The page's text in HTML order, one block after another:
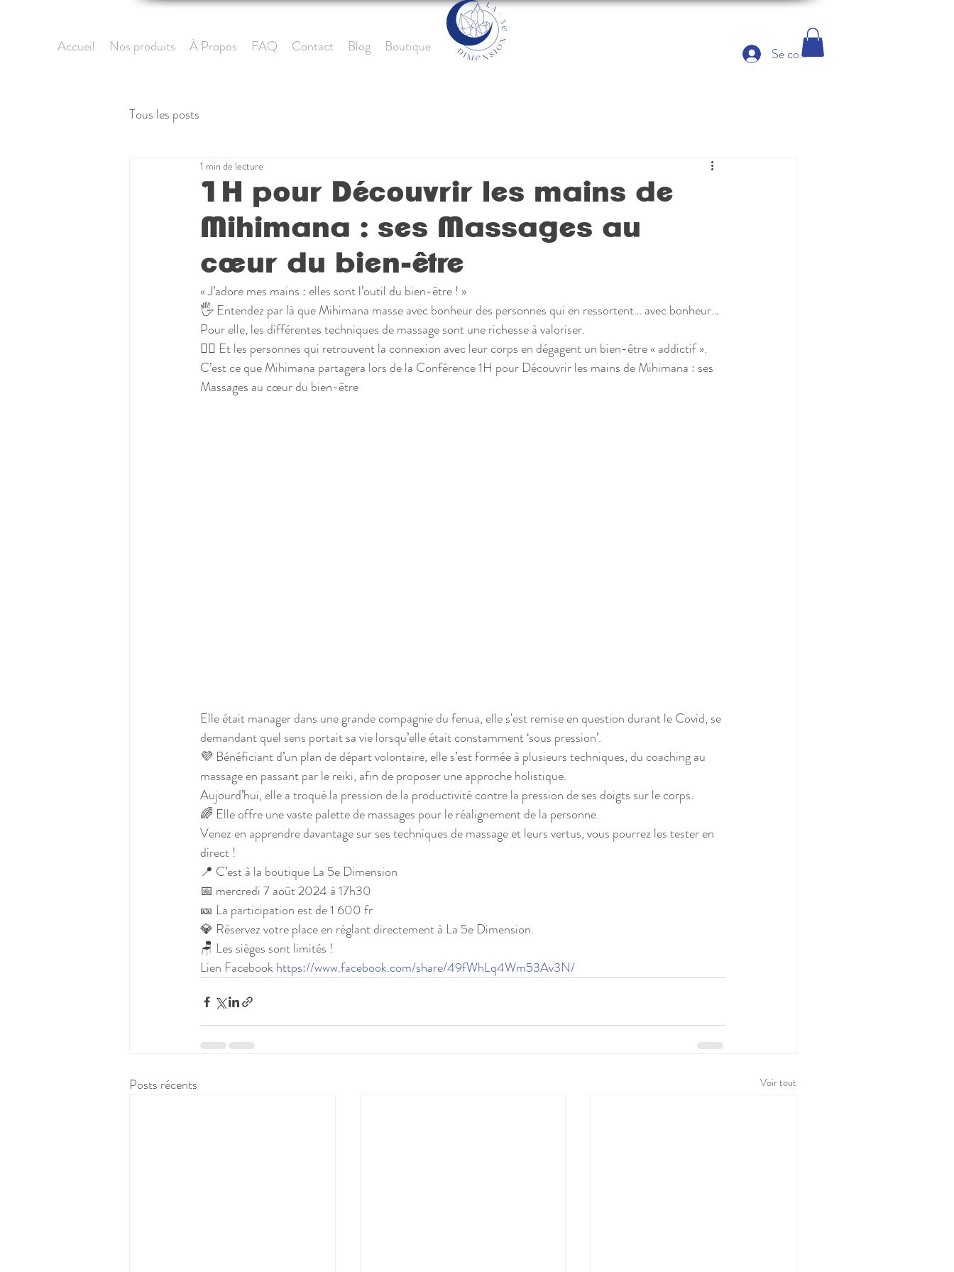
Accueil Nos produits À Propos FAQ Contact Blog Boutique Se connecter
Tous les posts
1H pour Découvrir les mains de
Mihimana : ses Massages au
cœur du bien-être
1 min de lecture
« J’adore mes mains : elles sont l’outil du bien-être ! »
🖐 Entendez par là que Mihimana masse avec bonheur des personnes qui en ressortent… avec bonheur…
Pour elle, les différentes techniques de massage sont une richesse à valoriser.
🧘‍♀️ Et les personnes qui retrouvent la connexion avec leur corps en dégagent un bien-être « addictif ».
C’est ce que Mihimana partagera lors de la Conférence 1H pour Découvrir les mains de Mihimana : ses
Massages au cœur du bien-être
Elle était manager dans une grande compagnie du fenua, elle s'est remise en question durant le Covid, se
demandant quel sens portait sa vie lorsqu’elle était constamment ‘sous pression’.
💜 Bénéficiant d’un plan de départ volontaire, elle s’est formée à plusieurs techniques, du coaching au
massage en passant par le reiki, afin de proposer une approche holistique.
Aujourd’hui, elle a troqué la pression de la productivité contre la pression de ses doigts sur le corps.
🌈 Elle offre une vaste palette de massages pour le réalignement de la personne.
Venez en apprendre davantage sur ses techniques de massage et leurs vertus, vous pourrez les tester en
direct !
📍 C’est à la boutique La 5e Dimension
📅 mercredi 7 août 2024 à 17h30
🎫 La participation est de 1 600 fr
💎 Réservez votre place en réglant directement à La 5e Dimension.
🪑 Les sièges sont limités !
Lien Facebook https://www.facebook.com/share/49fWhLq4Wm53Av3N/
Posts récents Voir tout